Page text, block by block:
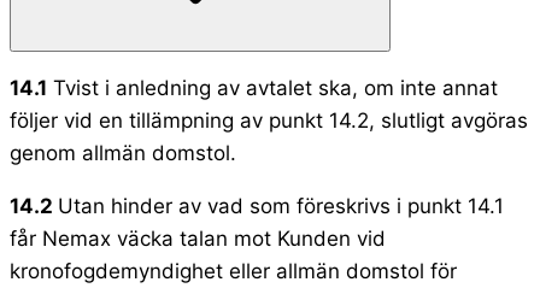
14.1 Tvist i anledning av avtalet ska, om inte annat
följer vid en tillämpning av punkt 14.2, slutligt avgöras
genom allmän domstol.
14.2 Utan hinder av vad som föreskrivs i punkt 14.1
får Nemax väcka talan mot Kunden vid
kronofogdemyndighet eller allmän domstol för